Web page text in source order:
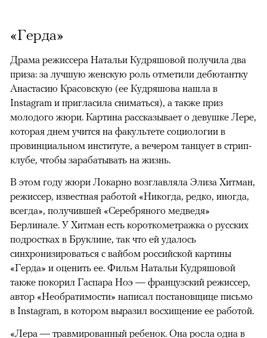
«Герда»
Драма режиссера Натальи Кудряшовой получила два
приза: за лучшую женскую роль отметили дебютантку
Анастасию Красовскую (ее Кудряшова нашла в
Instagram и пригласила сниматься), а также приз
молодого жюри. Картина рассказывает о девушке Лере,
которая днем учится на факультете социологии в
провинциальном институте, а вечером танцует в стрип-
клубе, чтобы зарабатывать на жизнь.
В этом году жюри Локарно возглавляла Элиза Хитман,
режиссер, известная работой «Никогда, редко, иногда,
всегда», получившей «Серебряного медведя»
Берлинале. У Хитман есть короткометражка о русских
подростках в Бруклине, так что ей удалось
синхронизироваться с вайбом российской картины
«Герда» и оценить ее. Фильм Натальи Кудряшовой
также покорил Гаспара Ноэ — французский режиссер,
автор «Необратимости» написал постановщице письмо
в Instagram, в котором выразил восхищение ее работой.
«Лера — травмированный ребенок. Она росла одна в